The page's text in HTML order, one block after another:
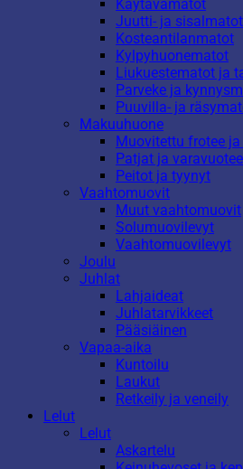
Käytävämatot
Juutti- ja sisalmatot
Kosteantilanmatot
Kylpyhuonematot
Liukuestematot ja
Parveke ja
Puuvilla- ja
Makuuhuone
Muovitettu frotee
Patjat ja
Peitot ja tyynyt
Vaahtomuovit
Muut vaahtomuovit
Solumuovilevyt
Vaahtomuovilevyt
Joulu
Juhlat
Lahjaideat
Juhlatarvikkeet
Pääsiäinen
Vapaa-aika
Kuntoilu
Laukut
Retkeily ja veneily
Lelut
Lelut
Askartelu